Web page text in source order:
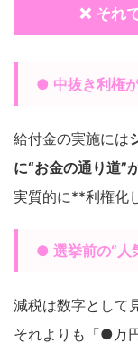
❌ それ
● 中抜き利権
給付金の実施には
に“お金の通り道”
実質的に**利権化
● 選挙前の“人
減税は数字として
それよりも「●万